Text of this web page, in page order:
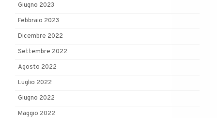
Giugno 2023
Febbraio 2023
Dicembre 2022
Settembre 2022
Agosto 2022
Luglio 2022
Giugno 2022
Maggio 2022